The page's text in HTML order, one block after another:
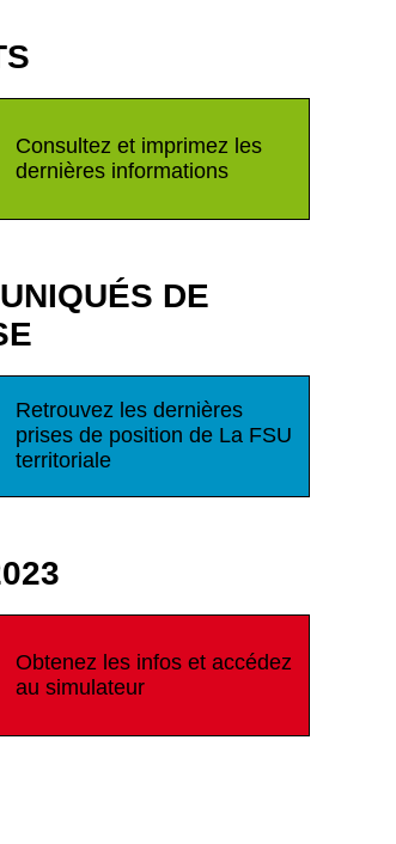
Consultez et imprimez les
dernières informations
DE
Retrouvez les dernières
prises de position de La FSU
territoriale
Obtenez les infos et accédez
au simulateur